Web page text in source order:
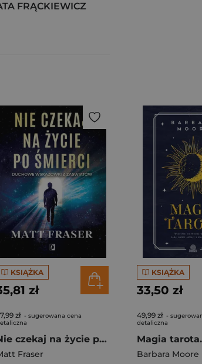
FRĄCKIEWICZ
KSIĄŻKA
zł
zł - sugerowana cena
Nie czekaj na życie po śmierci. Duchowe wskazówki z zaświatów
Fraser
KSIĄŻKA
33,50 zł
49,99 zł -
detaliczna
Barbara Moore